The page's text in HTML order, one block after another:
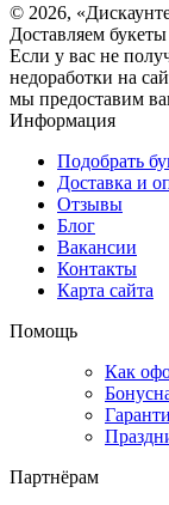
© 2026,
Доставляем
Если у вас не
недоработки на
мы предоставим
Информация
Подобрать
Доставка и
Отзывы
Блог
Вакансии
Контакты
Карта сайта
Помощь
Как
Партнёрам